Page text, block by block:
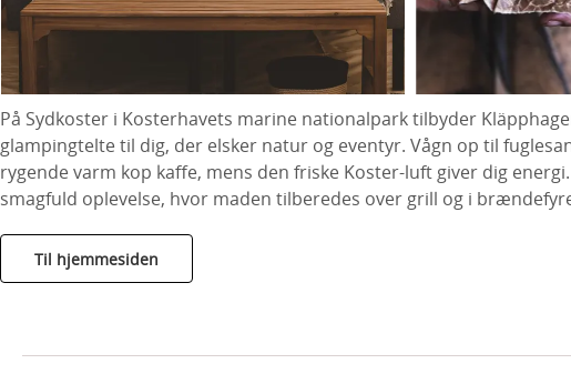
På Sydkoster i Kosterhavets marine nationalpark tilbyder
glampingtelte til dig, der elsker natur og eventyr. Vågn op til
rygende varm kop kaffe, mens den friske Koster-luft giver dig
smagfuld oplevelse, hvor maden tilberedes over grill og i
Til hjemmesiden